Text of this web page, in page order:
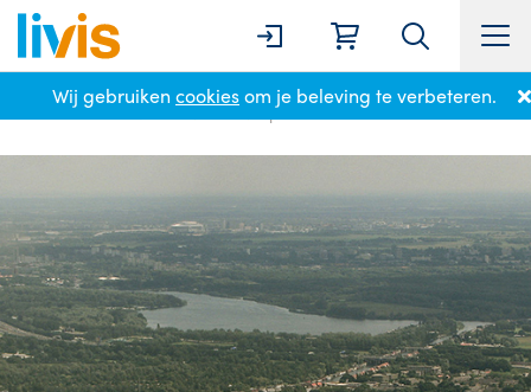
Wij gebruiken cookiesom je beleving te verbeteren.
Locaties Badhoevedorp